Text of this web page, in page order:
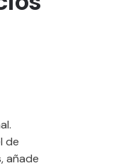
de
añade